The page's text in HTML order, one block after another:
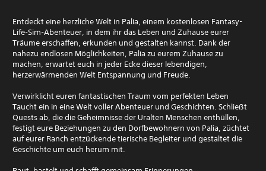
Entdeckt eine herzliche Welt in Palia, einem kostenlosen Fantasy-
Life-Sim-Abenteuer, in dem ihr das Leben und Zuhause eurer
Träume erschaffen, erkunden und gestalten kannst. Dank der
nahezu endlosen Möglichkeiten, Palia zu eurem Zuhause zu
machen, erwartet euch in jeder Ecke dieser lebendigen,
herzerwärmenden Welt Entspannung und Freude.
Verwirklicht euren fantastischen Traum vom perfekten Leben
Taucht ein in eine Welt voller Abenteuer und Geschichten. Schließt
Quests ab, die die Geheimnisse der Uralten Menschen enthüllen,
festigt eure Beziehungen zu den Dorfbewohnern von Palia, züchtet
auf eurer Ranch entzückende tierische Begleiter und gestaltet die
Geschichte um euch herum mit.